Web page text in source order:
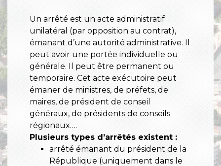
Un arrêté est un acte administratif
unilatéral (par opposition au contrat),
émanant d’une autorité administrative. Il
peut avoir une portée individuelle ou
générale. Il peut être permanent ou
temporaire. Cet acte exécutoire peut
émaner de ministres, de préfets, de
maires, de président de conseil
généraux, de présidents de conseils
régionaux….
Plusieurs types d’arrêtés existent :
arrêté émanant du président de la
République (uniquement dans le